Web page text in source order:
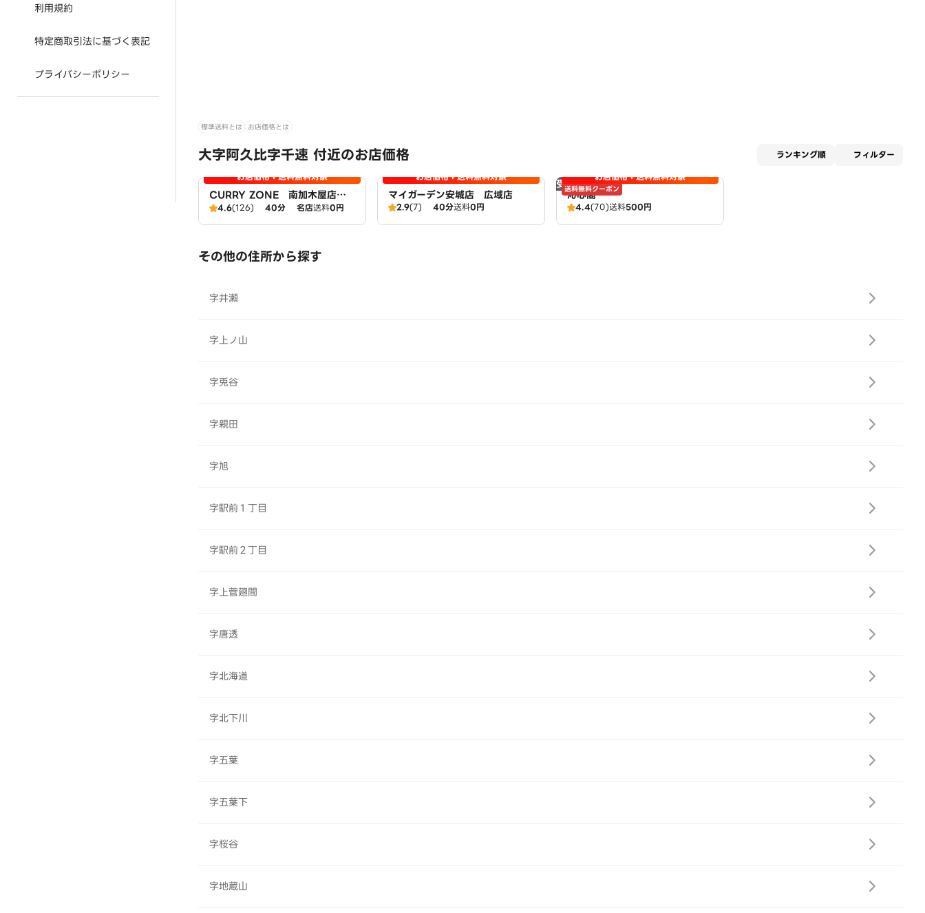
利用規約
特定商取引法に基づく表記
プライバシーポリシー
標準送料とは お店価格とは
大字阿久比字千速 付近のお店価格 ランキング順 フィルター
お店価格＋送料無料対象
CURRY ZONE 南加木屋店
広域エリア
4.6(126) 40分 名店送料0円
お店価格＋送料無料対象
マイガーデン安城店 広域店
2.9(7) 40分送料0円
受付休止中
送料無料クーポン
お店価格＋送料無料対象
沁心閣
4.4(70)送料500円
その他の住所から探す
字井瀬
字上ノ山
字兎谷
字親田
字旭
字駅前１丁目
字駅前２丁目
字上菅廻間
字唐透
字北海道
字北下川
字五葉
字五葉下
字桜谷
字地蔵山